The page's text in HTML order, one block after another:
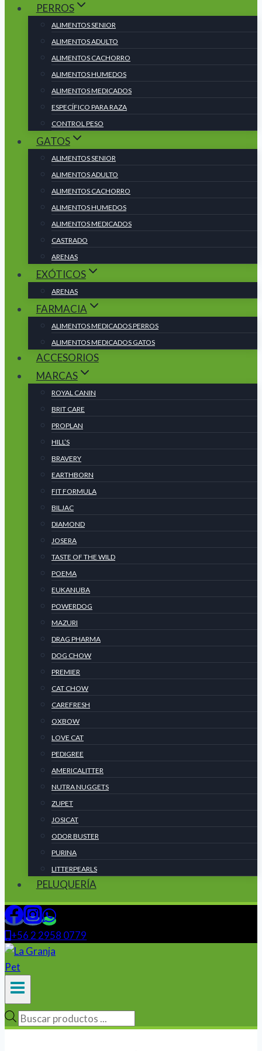
PERROS
ALIMENTOS SENIOR
ALIMENTOS ADULTO
ALIMENTOS CACHORRO
ALIMENTOS HUMEDOS
ALIMENTOS MEDICADOS
ESPECÍFICO PARA RAZA
CONTROL PESO
GATOS
ALIMENTOS SENIOR
ALIMENTOS ADULTO
ALIMENTOS CACHORRO
ALIMENTOS HUMEDOS
ALIMENTOS MEDICADOS
CASTRADO
ARENAS
EXÓTICOS
ARENAS
FARMACIA
ALIMENTOS MEDICADOS PERROS
ALIMENTOS MEDICADOS GATOS
ACCESORIOS
MARCAS
ROYAL CANIN
BRIT CARE
PROPLAN
HILL’S
BRAVERY
EARTHBORN
FIT FORMULA
BILJAC
DIAMOND
JOSERA
TASTE OF THE WILD
POEMA
EUKANUBA
POWERDOG
MAZURI
DRAG PHARMA
DOG CHOW
PREMIER
CAT CHOW
CAREFRESH
OXBOW
LOVE CAT
PEDIGREE
AMERICALITTER
NUTRA NUGGETS
ZUPET
JOSICAT
ODOR BUSTER
PURINA
LITTERPEARLS
PELUQUERÍA
+56 2 2958 0779
Búsqueda